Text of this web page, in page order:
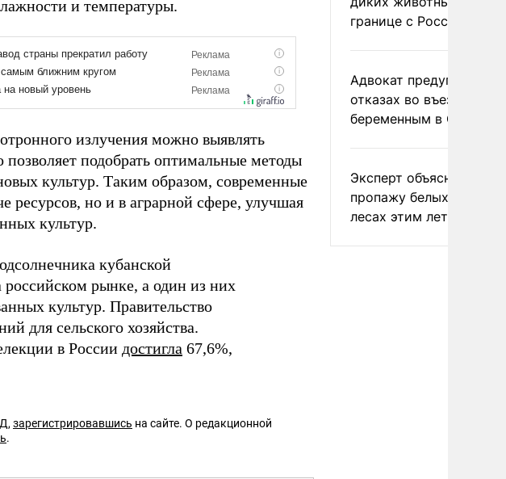
и температуры.
излучения можно выявлять
подобрать оптимальные методы
культур. Таким образом, современные
ресурсов, но и в аграрной сфере, улучшая
культур.
кубанской
рынке, а один из них
культур. Правительство
для сельского хозяйства.
в России достигла 67,6%,
зарегистрировавшись на сайте. О редакционной
.
границе с Россией
Адвокат предупредил
отказах во въезде
беременным в США
Эксперт объяснил
пропажу белых грибов
лесах этим летом